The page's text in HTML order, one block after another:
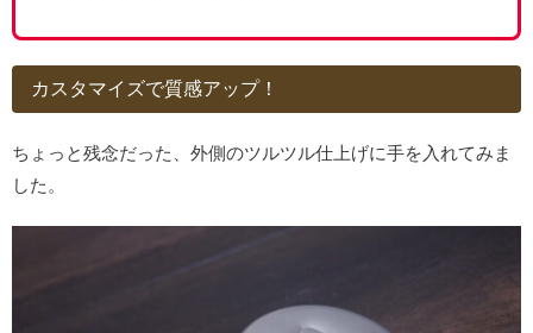
カスタマイズで質感アップ！
ちょっと残念だった、外側のツルツル仕上げに手を入れてみま
した。